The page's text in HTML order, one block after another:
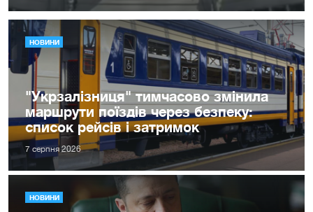
НОВИНИ
"Укрзалізниця" тимчасово змінила
маршрути поїздів через безпеку:
список рейсів і затримок
7 серпня 2026
НОВИНИ